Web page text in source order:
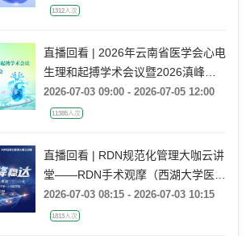
1312人次
直播回看 | 2026年云南省医学会心电
生理和起搏学术会议暨2026滇峰律
动学术大会
2026-07-03 09:00 - 2026-07-05 12:00
11385人次
直播回看 | RDN规范化管理大咖云讲
堂——RDN手术观摩（西湖大学医学
院附属杭州市第一人民医院站）
2026-07-03 08:15 - 2026-07-03 10:15
1813人次